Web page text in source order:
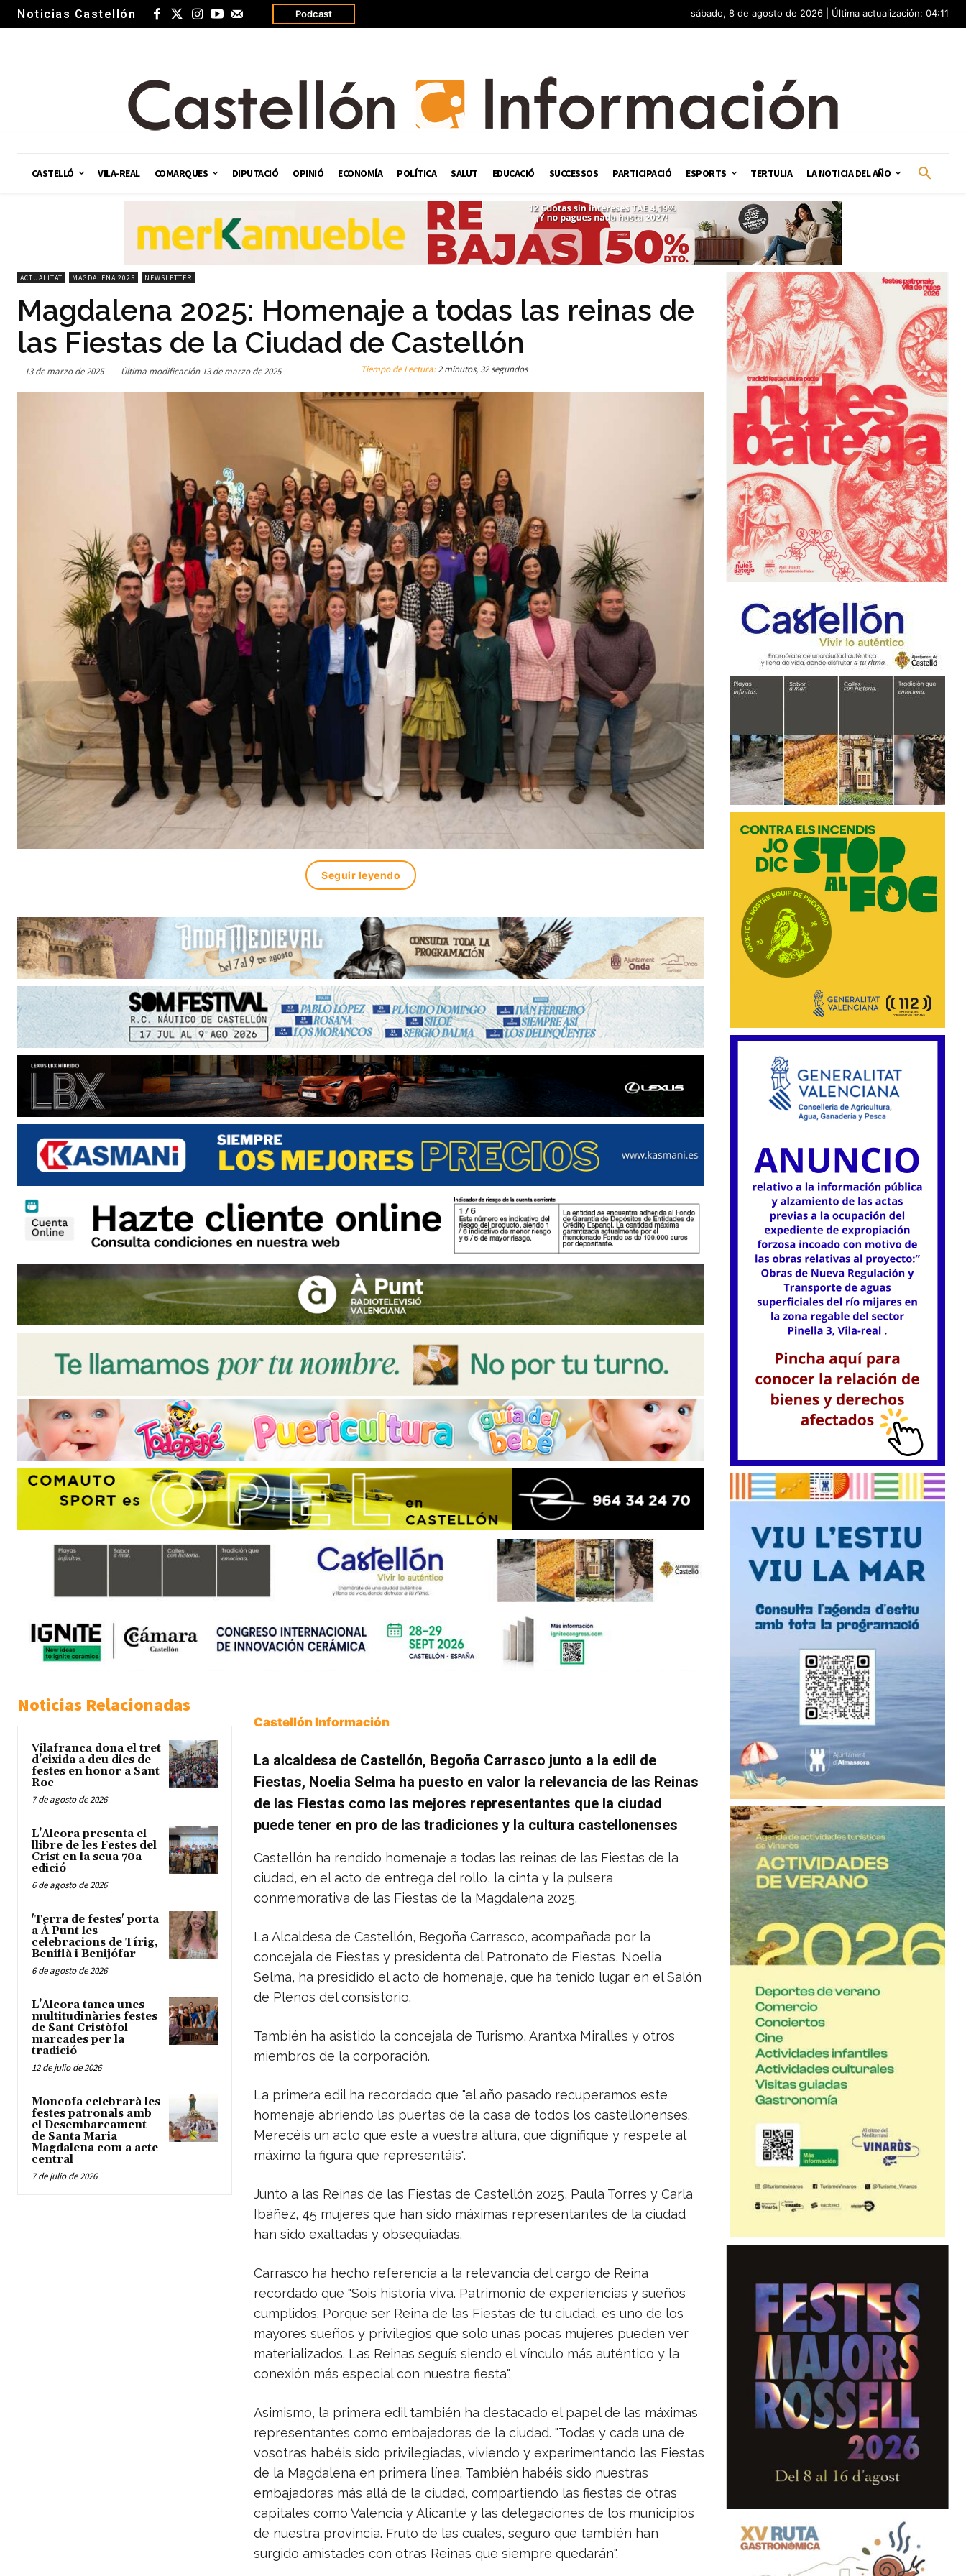
Noticias Castellón Podcast sábado, 8 de agosto de 2026 | Última actualización: 04:11
CASTELLÓ VILA-REAL COMARQUES DIPUTACIÓ OPINIÓ ECONOMÍA POLÍTICA SALUT EDUCACIÓ SUCCESSOS PARTICIPACIÓ ESPORTS TERTULIA LA NOTICIA DEL AÑO
ACTUALITAT MAGDALENA 2025 NEWSLETTER
Magdalena 2025: Homenaje a todas las reinas de
las Fiestas de la Ciudad de Castellón
13 de marzo de 2025 Última modificación 13 de marzo de 2025 Tiempo de Lectura:2 minutos, 32 segundos
Seguir leyendo
Noticias Relacionadas
Vilafranca dona el tret
d’eixida a deu dies de
festes en honor a Sant
Roc
7 de agosto de 2026
L’Alcora presenta el
llibre de les Festes del
Crist en la seua 70a
edició
6 de agosto de 2026
'Terra de festes' porta
a À Punt les
celebracions de Tírig,
Beniflà i Benijófar
6 de agosto de 2026
L’Alcora tanca unes
multitudinàries festes
de Sant Cristòfol
marcades per la
tradició
12 de julio de 2026
Moncofa celebrarà les
festes patronals amb
el Desembarcament
de Santa Maria
Magdalena com a acte
central
7 de julio de 2026
Castellón Información
La alcaldesa de Castellón, Begoña Carrasco junto a la edil de
Fiestas, Noelia Selma ha puesto en valor la relevancia de las Reinas
de las Fiestas como las mejores representantes que la ciudad
puede tener en pro de las tradiciones y la cultura castellonenses
Castellón ha rendido homenaje a todas las reinas de las Fiestas de la
ciudad, en el acto de entrega del rollo, la cinta y la pulsera
conmemorativa de las Fiestas de la Magdalena 2025.
La Alcaldesa de Castellón, Begoña Carrasco, acompañada por la
concejala de Fiestas y presidenta del Patronato de Fiestas, Noelia
Selma, ha presidido el acto de homenaje, que ha tenido lugar en el Salón
de Plenos del consistorio.
También ha asistido la concejala de Turismo, Arantxa Miralles y otros
miembros de la corporación.
La primera edil ha recordado que "el año pasado recuperamos este
homenaje abriendo las puertas de la casa de todos los castellonenses.
Merecéis un acto que este a vuestra altura, que dignifique y respete al
máximo la figura que representáis".
Junto a las Reinas de las Fiestas de Castellón 2025, Paula Torres y Carla
Ibáñez, 45 mujeres que han sido máximas representantes de la ciudad
han sido exaltadas y obsequiadas.
Carrasco ha hecho referencia a la relevancia del cargo de Reina
recordado que "Sois historia viva. Patrimonio de experiencias y sueños
cumplidos. Porque ser Reina de las Fiestas de tu ciudad, es uno de los
mayores sueños y privilegios que solo unas pocas mujeres pueden ver
materializados. Las Reinas seguís siendo el vínculo más auténtico y la
conexión más especial con nuestra fiesta".
Asimismo, la primera edil también ha destacado el papel de las máximas
representantes como embajadoras de la ciudad. "Todas y cada una de
vosotras habéis sido privilegiadas, viviendo y experimentando las Fiestas
de la Magdalena en primera línea. También habéis sido nuestras
embajadoras más allá de la ciudad, compartiendo las fiestas de otras
capitales como Valencia y Alicante y las delegaciones de los municipios
de nuestra provincia. Fruto de las cuales, seguro que también han
surgido amistades con otras Reinas que siempre quedarán".